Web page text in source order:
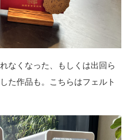
なくなった、もしくは出回ら
た作品も。こちらはフェルト